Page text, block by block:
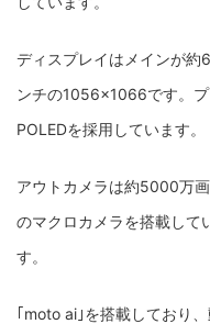
ディスプレイはメインが
ンチの1056×1066です。
POLEDを採用しています。
アウトカメラは約5000万
のマクロカメラを搭載し
す。
｢moto ai｣を搭載しており